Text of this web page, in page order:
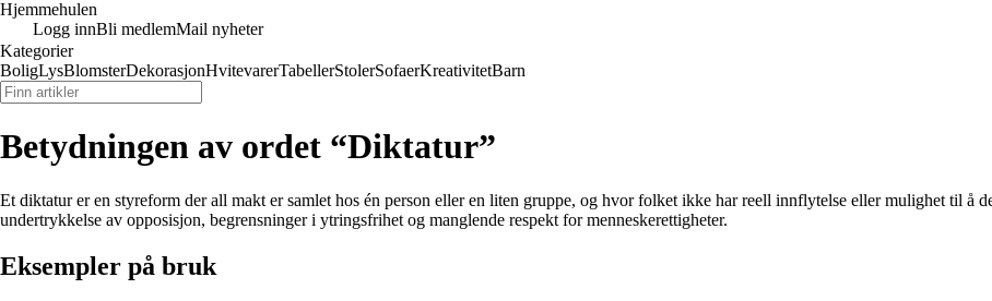
Hjemmehulen
Logg innBli medlemMail nyheter
Kategorier
BoligLysBlomsterDekorasjonHvitevarerTabellerStolerSofaerKreativitetBarn
Betydningen av ordet “Diktatur”
Et diktatur er en styreform der all makt er samlet hos én person eller en liten gruppe, og hvor folket ikke har reell innflytelse eller mulighet til å
undertrykkelse av opposisjon, begrensninger i ytringsfrihet og manglende respekt for menneskerettigheter.
Eksempler på bruk